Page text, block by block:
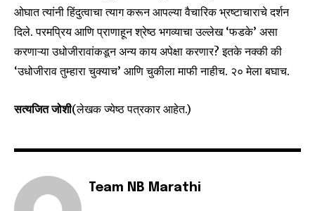
SUBSCRIBE
I've read and accept the Privacy Policy
Fans
ओघात त्यांनी हिंदुत्वाचा त्याग करून आपल्या वैचारिक भ्रष्टाचाराचे दर्शन
दिले. परमप्रिय आणि प्राणाहून श्रेष्ठ भगव्याचा उल्लेख ‘फडके’ असा
करणाऱ्या उधोजीरावांकडून अन्य काय अपेक्षा करणार? इतके नक्की की
‘उधोजीराव तुम्हारा चुक्याच’ आणि चुकीला माफी नाहीच. २० मेला बघाच.
सत्यजित जोशी(लेखक ज्येष्ठ पत्रकार आहेत.)
Team NB Marathi